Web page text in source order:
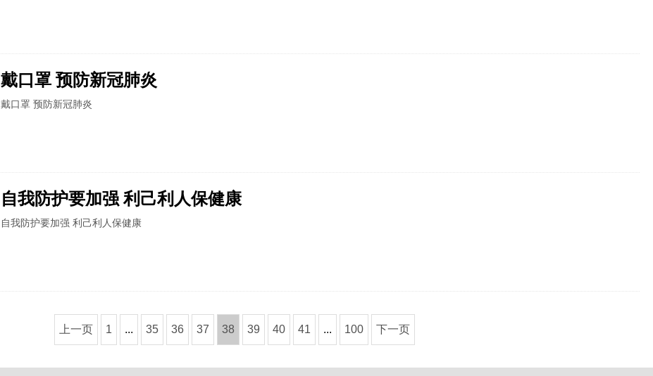
戴口罩 预防新冠肺炎
戴口罩 预防新冠肺炎
自我防护要加强 利己利人保健康
自我防护要加强 利己利人保健康
上一页 1 ... 35 36 37 38 39 40 41 ... 100 下一页